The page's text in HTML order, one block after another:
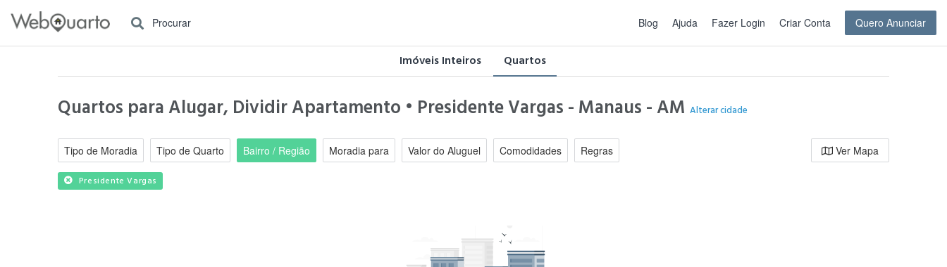
Procurar Blog Ajuda Fazer Login Criar Conta Quero Anunciar
Imóveis Inteiros Quartos
Quartos para Alugar, Dividir Apartamento • Presidente Vargas - Manaus - AMAlterar cidade
Tipo de Moradia Tipo de Quarto Bairro / Região Moradia para Valor do Aluguel Comodidades Regras Ver Mapa
Presidente Vargas